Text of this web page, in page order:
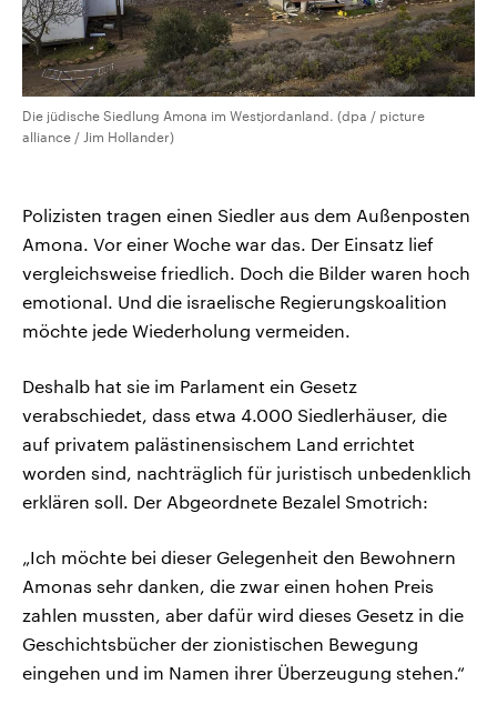
Die jüdische Siedlung Amona im Westjordanland. (dpa / picture
alliance / Jim Hollander)
Polizisten tragen einen Siedler aus dem Außenposten
Amona. Vor einer Woche war das. Der Einsatz lief
vergleichsweise friedlich. Doch die Bilder waren hoch
emotional. Und die israelische Regierungskoalition
möchte jede Wiederholung vermeiden.
Deshalb hat sie im Parlament ein Gesetz
verabschiedet, dass etwa 4.000 Siedlerhäuser, die
auf privatem palästinensischem Land errichtet
worden sind, nachträglich für juristisch unbedenklich
erklären soll. Der Abgeordnete Bezalel Smotrich:
„Ich möchte bei dieser Gelegenheit den Bewohnern
Amonas sehr danken, die zwar einen hohen Preis
zahlen mussten, aber dafür wird dieses Gesetz in die
Geschichtsbücher der zionistischen Bewegung
eingehen und im Namen ihrer Überzeugung stehen.“